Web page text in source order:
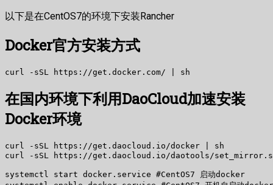
以下是在CentOS7的环境下安装Rancher
Docker官方安装方式
在国内环境下利用DaoCloud加速安装
Docker环境
curl -sSL https://get.daocloud.io/docker | sh
systemctl start docker.service #CentOS7 启动docker